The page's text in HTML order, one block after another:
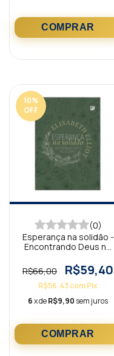
10%
OFF
(0)
Esperança na solidão -
Encontrando Deus no
R$66,00
R$59,40
R$56,43comPix
6x deR$9,90 sem juros